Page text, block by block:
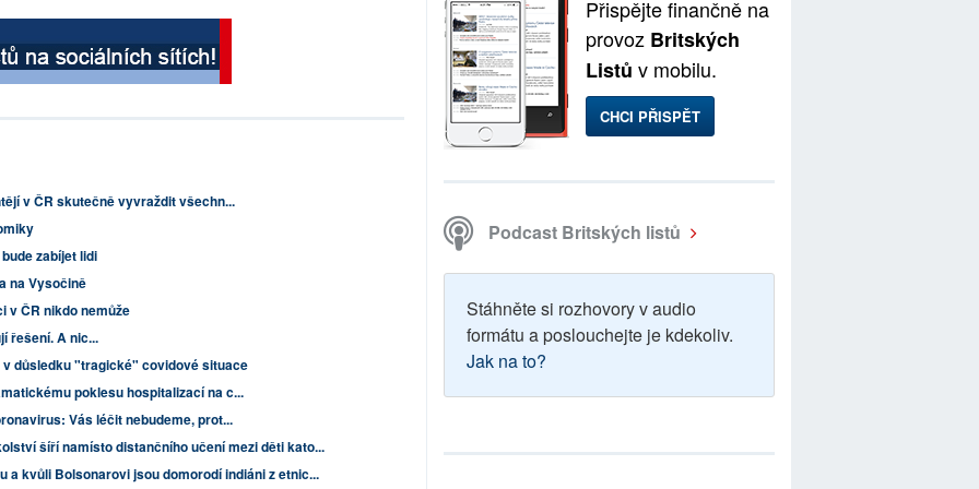
v ČR skutečně vyvraždit všechn...
zabíjet lidi
na Vysočině
v ČR nikdo nemůže
řešení. A nic...
v důsledku "tragické" covidové situace
poklesu hospitalizací na c...
Vás léčit nebudeme, prot...
šíří namísto distančního učení mezi děti kato...
a kvůli Bolsonarovi jsou domorodí indiáni z etnic...
Přispějte finančně na
provoz Britských
Listů v mobilu.
CHCI PŘISPĚT
Podcast Britských listů
Stáhněte si rozhovory v audio
formátu a poslouchejte je kdekoliv.
Jak na to?